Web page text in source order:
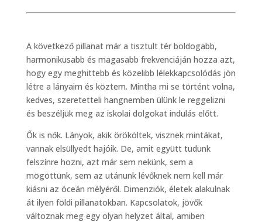
A következő pillanat már a tisztult tér boldogabb,
harmonikusabb és magasabb frekvenciáján hozza azt,
hogy egy meghittebb és közelibb lélekkapcsolódás jön
létre a lányaim és köztem. Mintha mi se történt volna,
kedves, szeretetteli hangnemben ülünk le reggelizni
és beszéljük meg az iskolai dolgokat indulás előtt.
Ők is nők. Lányok, akik örököltek, visznek mintákat,
vannak elsüllyedt hajóik. De, amit együtt tudunk
felszínre hozni, azt már sem nekünk, sem a
mögöttünk, sem az utánunk lévőknek nem kell már
kiásni az óceán mélyéről. Dimenziók, életek alakulnak
át ilyen földi pillanatokban. Kapcsolatok, jövők
változnak meg egy olyan helyzet által, amiben